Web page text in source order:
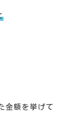
金額を挙げて